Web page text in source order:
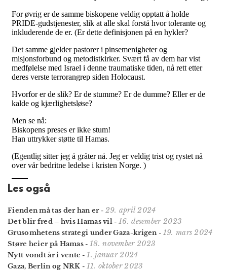
Les også
Fienden må tas der han er- 29. april 2024
Det blir fred – hvis Hamas vil - 16. desember 2023
Grusomhetens strategi under Gaza-krigen - 19. mars 2024
Støre heier på Hamas - 18. november 2023
Nytt vondt år i vente - 1. januar 2024
Gaza, Berlin og NRK - 11. oktober 2023